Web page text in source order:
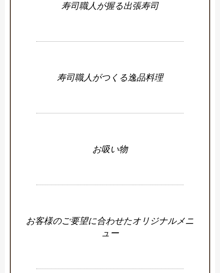
寿司職人が握る出張寿司
寿司職人がつくる逸品料理
お吸い物
お客様のご要望に合わせたオリジナルメニ
ュー